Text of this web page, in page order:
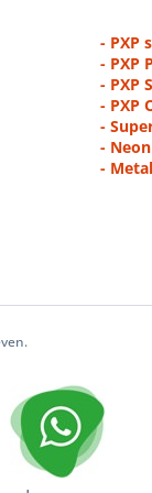
- PXP
- PXP
- PXP
- PXP
-
-
-